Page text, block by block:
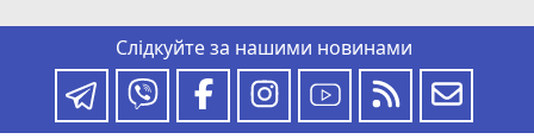
Слідкуйте за нашими новинами